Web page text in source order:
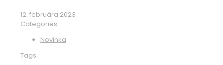
12. februára 2023
Categories
Novinka
Tags